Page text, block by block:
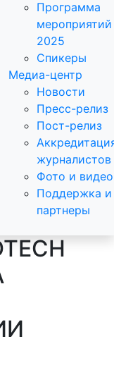
Программа
мероприятий
2025
Спикеры
Медиа-центр
Новости
Пресс-релиз
Пост-релиз
журналистов
Фото и видео
Поддержка и
партнеры